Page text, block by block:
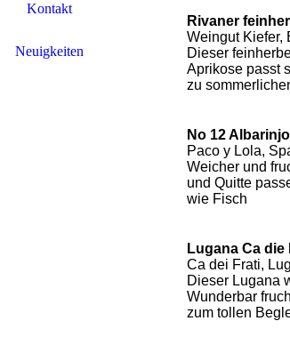
Kontakt
Neuigkeiten
Rivaner
Weingut Kiefer,
Dieser
Aprikose passt
zu
No 12 Albarinjo
Paco y Lola,
Weicher und
und Quitte
wie Fisch
Lugana Ca die
Ca dei Frati,
Dieser Lugana
Wunderbar
zum tollen